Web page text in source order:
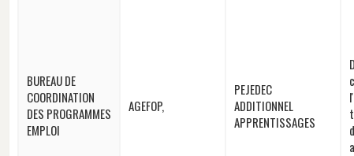
BUREAU DE
COORDINATION
DES PROGRAMMES
EMPLOI
AGEFOP,
PEJEDEC
ADDITIONNEL
APPRENTISSAGES